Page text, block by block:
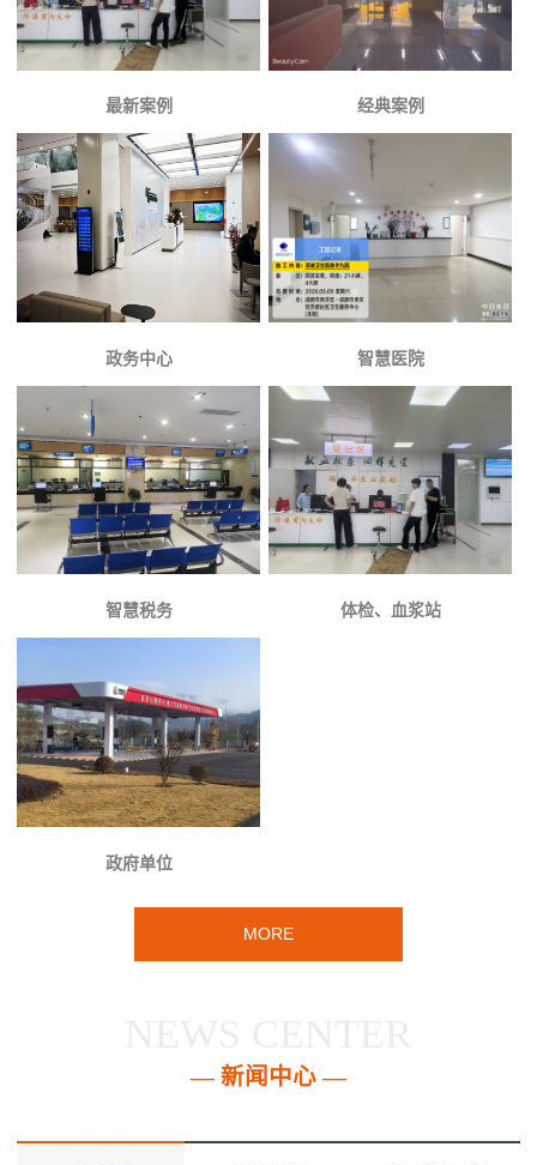
最新案例 经典案例
政务中心 智慧医院
智慧税务 体检、血浆站
政府单位
MORE
— 新闻中心 —